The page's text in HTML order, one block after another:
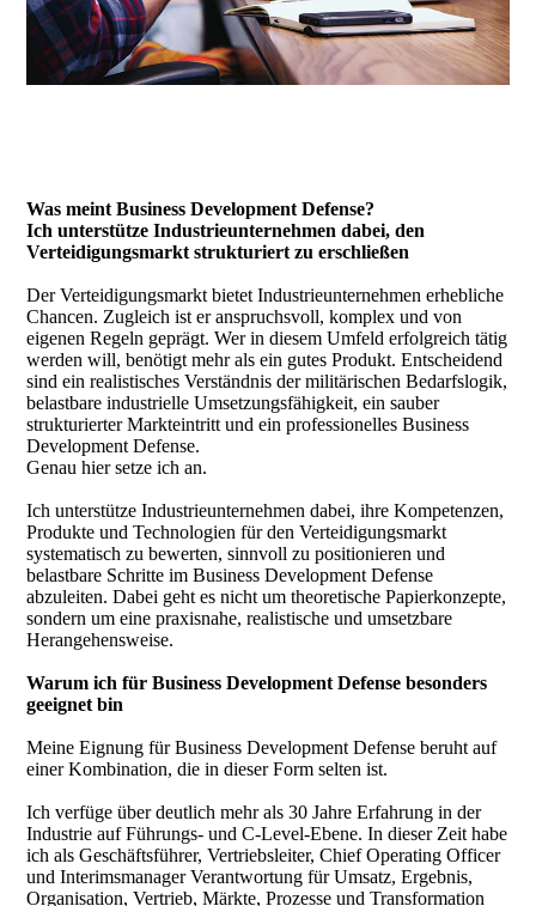
Was meint Business Development Defense?
Ich unterstütze Industrieunternehmen dabei, den
Verteidigungsmarkt strukturiert zu erschließen
Der Verteidigungsmarkt bietet Industrieunternehmen erhebliche
Chancen. Zugleich ist er anspruchsvoll, komplex und von
eigenen Regeln geprägt. Wer in diesem Umfeld erfolgreich tätig
werden will, benötigt mehr als ein gutes Produkt. Entscheidend
sind ein realistisches Verständnis der militärischen Bedarfslogik,
belastbare industrielle Umsetzungsfähigkeit, ein sauber
strukturierter Markteintritt und ein professionelles Business
Development Defense.
Genau hier setze ich an.
Ich unterstütze Industrieunternehmen dabei, ihre Kompetenzen,
Produkte und Technologien für den Verteidigungsmarkt
systematisch zu bewerten, sinnvoll zu positionieren und
belastbare Schritte im Business Development Defense
abzuleiten. Dabei geht es nicht um theoretische Papierkonzepte,
sondern um eine praxisnahe, realistische und umsetzbare
Herangehensweise.
Warum ich für Business Development Defense besonders
geeignet bin
Meine Eignung für Business Development Defense beruht auf
einer Kombination, die in dieser Form selten ist.
Ich verfüge über deutlich mehr als 30 Jahre Erfahrung in der
Industrie auf Führungs- und C-Level-Ebene. In dieser Zeit habe
ich als Geschäftsführer, Vertriebsleiter, Chief Operating Officer
und Interimsmanager Verantwortung für Umsatz, Ergebnis,
Organisation, Vertrieb, Märkte, Prozesse und Transformation